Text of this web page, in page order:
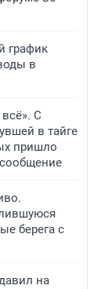
график
в
С
в тайге
пришло
берега с
на